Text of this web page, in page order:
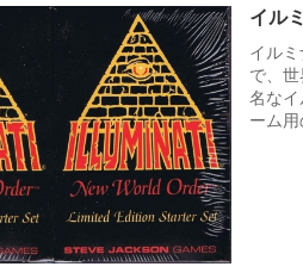
イル
イル
で、
名な
ーム